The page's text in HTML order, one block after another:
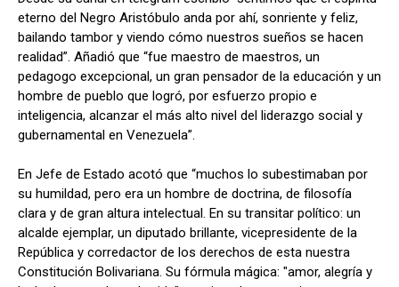
eterno del Negro Aristóbulo anda por ahí, sonriente y feliz,
bailando tambor y viendo cómo nuestros sueños se hacen
realidad”. Añadió que “fue maestro de maestros, un
pedagogo excepcional, un gran pensador de la educación y un
hombre de pueblo que logró, por esfuerzo propio e
inteligencia, alcanzar el más alto nivel del liderazgo social y
gubernamental en Venezuela”.
En Jefe de Estado acotó que “muchos lo subestimaban por
su humildad, pero era un hombre de doctrina, de filosofía
clara y de gran altura intelectual. En su transitar político: un
alcalde ejemplar, un diputado brillante, vicepresidente de la
República y corredactor de los derechos de esta nuestra
Constitución Bolivariana. Su fórmula mágica: "amor, alegría y